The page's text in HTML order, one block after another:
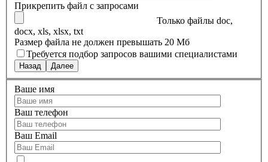
Прикрепить файл с запросами
Только файлы doc,
docx, xls, xlsx, txt
Размер файла не должен превышать 20 Мб
Требуется подбор запросов вашими специалистами
Назад Далее
Ваше имя
Ваш телефон
Ваш Email